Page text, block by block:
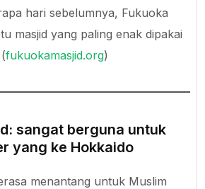
hari sebelumnya, Fukuoka
masjid yang paling enak dipakai
fukuokamasjid.org)
sangat berguna untuk
yang ke Hokkaido
menantang untuk Muslim